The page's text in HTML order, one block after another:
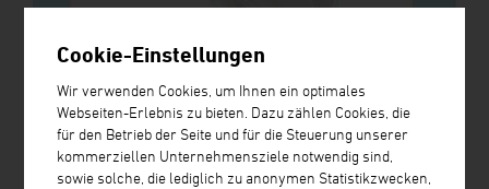
Cookie-Einstellungen
Wir verwenden Cookies, um Ihnen ein optimales
Webseiten-Erlebnis zu bieten. Dazu zählen Cookies, die
für den Betrieb der Seite und für die Steuerung unserer
kommerziellen Unternehmensziele notwendig sind,
sowie solche, die lediglich zu anonymen Statistikzwecken,